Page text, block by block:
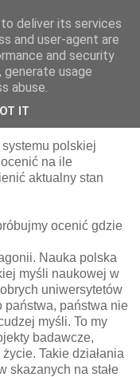
polskiej
na ile
aktualny stan
ocenić gdzie
Nauka polska
myśli naukowej w
uniwersytetów
państwa, państwa nie
myśli. To my
badawcze,
Takie działania
skazanych na stałe
deliver its services
and user-agent are
and security
usage
abuse.
IT